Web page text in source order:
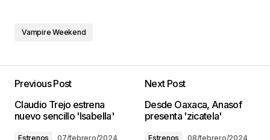
Vampire Weekend
Previous Post
Claudio Trejo estrena
nuevo sencillo 'Isabella'
Estrenos 07/febrero/2024
Next Post
Desde Oaxaca, Anasof
presenta 'zicatela'
Estrenos 08/febrero/2024